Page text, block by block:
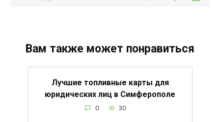
Вам также может понравиться
Лучшие топливные карты для
юридических лиц в Симферополе
0 30